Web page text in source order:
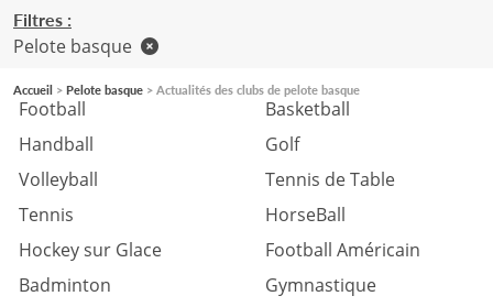
Football
Basketball
Handball
Golf
Volleyball
Tennis de Table
Tennis
HorseBall
Hockey sur Glace
Football Américain
Badminton
Gymnastique
Filtres :
Pelote basque
Accueil Pelote basque Actualités des clubs de pelote basque